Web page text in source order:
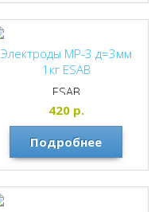
Электроды МР-3 д=3мм
1кг ESAB
ESAB
420р.
Подробнее